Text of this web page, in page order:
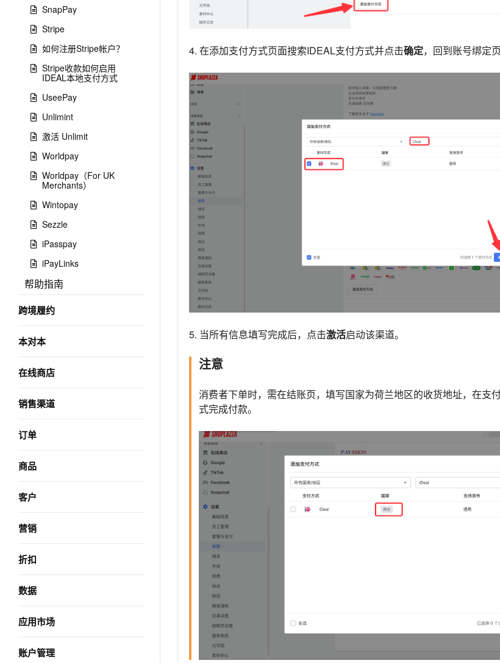
SnapPay
Stripe
如何注册Stripe帐户？
Stripe收款如何启用
IDEAL本地支付方式
UseePay
Unlimint
激活 Unlimit
Worldpay
Worldpay（For UK
Merchants）
Wintopay
Sezzle
iPasspay
iPayLinks
帮助指南
跨境履约
本对本
在线商店
销售渠道
订单
商品
客户
营销
折扣
数据
应用市场
账户管理
4. 在添加支付方式页面搜索IDEAL支付方式并点击确定，回到账号绑定页
5. 当所有信息填写完成后，点击激活启动该渠道。
注意
消费者下单时，需在结账页，填写国家为荷兰地区的收货地址，在支
式完成付款。